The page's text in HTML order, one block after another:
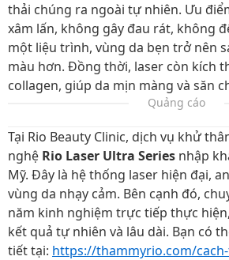
thải chúng ra ngoài tự nhiên. Ưu
xâm lấn, không gây đau rát, không
một liệu trình, vùng da bẹn trở nên
màu hơn. Đồng thời, laser còn kích
collagen, giúp da mịn màng và săn
Quảng cáo
Tại Rio Beauty Clinic, dịch vụ khử
nghệ Rio Laser Ultra Series nhập
Mỹ. Đây là hệ thống laser hiện đại,
vùng da nhạy cảm. Bên cạnh đó,
năm kinh nghiệm trực tiếp thực
kết quả tự nhiên và lâu dài. Bạn có
tiết tại: https://thammyrio.com/